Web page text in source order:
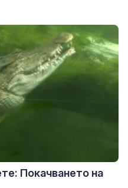
Покачването на